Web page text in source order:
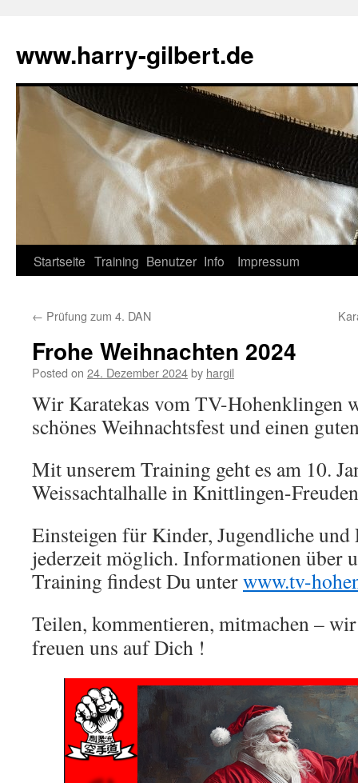
content
www.harry-gilbert.de
Startseite Training Benutzer Info Impressum
← Prüfung zum 4. DAN
Frohe Weihnachten 2024
Posted on 24. Dezember 2024by hargil
Wir Karatekas vom TV-Hohenklingen
schönes Weihnachtsfest und einen
Mit unserem Training geht es am 10.
Weissachtalhalle in Knittlingen-
Einsteigen für Kinder, Jugendliche und
jederzeit möglich. Informationen über
Training findest Du unterwww.tv-
Teilen, kommentieren, mitmachen –
freuen uns auf Dich !